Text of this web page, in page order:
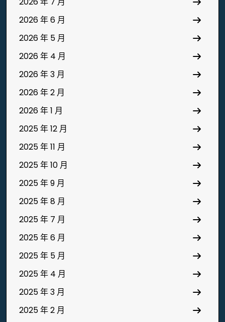
2026 年 6 月
2026 年 5 月
2026 年 4 月
2026 年 3 月
2026 年 2 月
2026 年 1 月
2025 年 12 月
2025 年 11 月
2025 年 10 月
2025 年 9 月
2025 年 8 月
2025 年 7 月
2025 年 6 月
2025 年 5 月
2025 年 4 月
2025 年 3 月
2025 年 2 月